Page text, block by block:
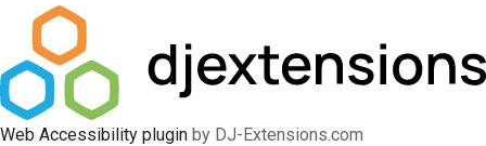
Web Accessibility plugin by DJ-Extensions.com